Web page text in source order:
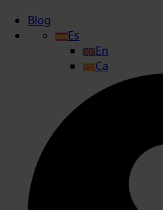
Blog
Es
En
Ca